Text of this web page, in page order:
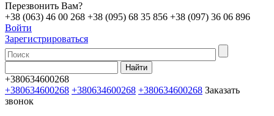
Перезвонить Вам?
+38 (063) 46 00 268 +38 (095) 68 35 856 +38 (097) 36 06 896
Войти
Зарегистрироваться
+380634600268
+380634600268 +380634600268 +380634600268 Заказать
звонок